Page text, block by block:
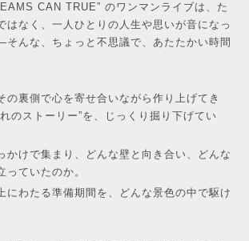
CAN TRUE” のワンマンライブは、た
はなく、一人ひとりの人生や思いが音になっ
んな、ちょっと不思議で、あたたかい時間
裏側で心を寄せ合いながら作り上げてき
のストーリー”を、じっくり掘り下げてい
けで集まり、どんな壁と向き合い、どんな
っていたのか。
わたる準備期間を、どんな景色の中で駆け